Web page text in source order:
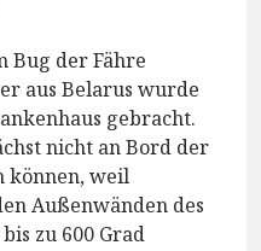
Bug der Fähre
aus Belarus wurde
gebracht.
nicht an Bord der
können, weil
Außenwänden des
zu 600 Grad